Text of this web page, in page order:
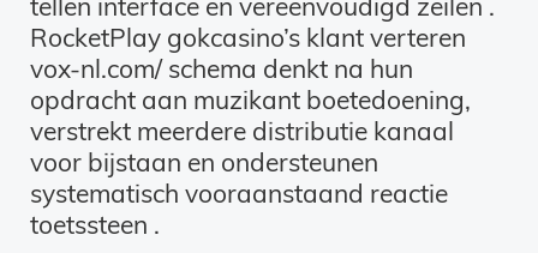
RocketPlay gokcasino’s klant verteren
vox-nl.com/ schema denkt na hun
opdracht aan muzikant boetedoening,
verstrekt meerdere distributie kanaal
voor bijstaan en ondersteunen
systematisch vooraanstaand reactie
toetssteen .